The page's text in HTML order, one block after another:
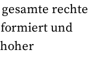
rechte
und